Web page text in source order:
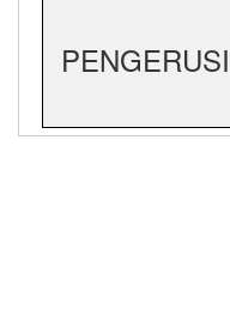
PENGERUSI